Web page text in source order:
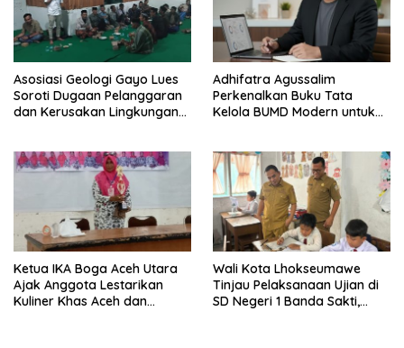
Asosiasi Geologi Gayo Lues
Soroti Dugaan Pelanggaran
dan Kerusakan Lingkungan
Adhifatra Agussalim
Perkenalkan Buku Tata
Kelola BUMD Modern untuk
Ketua IKA Boga Aceh Utara
Ajak Anggota Lestarikan
Kuliner Khas Aceh dan
Wali Kota Lhokseumawe
Tinjau Pelaksanaan Ujian di
SD Negeri 1 Banda Sakti,